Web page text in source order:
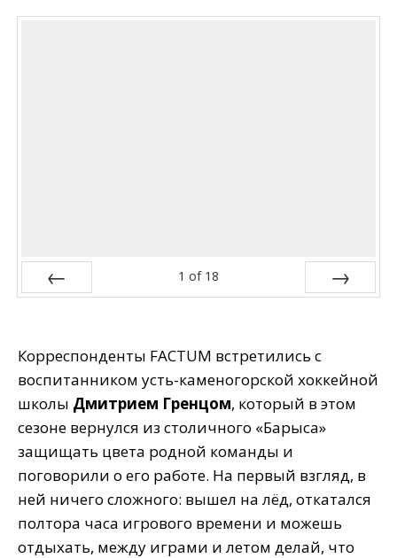
1 of 18
Корреспонденты FACTUM встретились с
воспитанником усть-каменогорской хоккейной
школы Дмитрием Гренцом, который в этом
сезоне вернулся из столичного «Барыса»
защищать цвета родной команды и
поговорили о его работе. На первый взгляд, в
ней ничего сложного: вышел на лёд, откатался
полтора часа игрового времени и можешь
отдыхать, между играми и летом делай, что